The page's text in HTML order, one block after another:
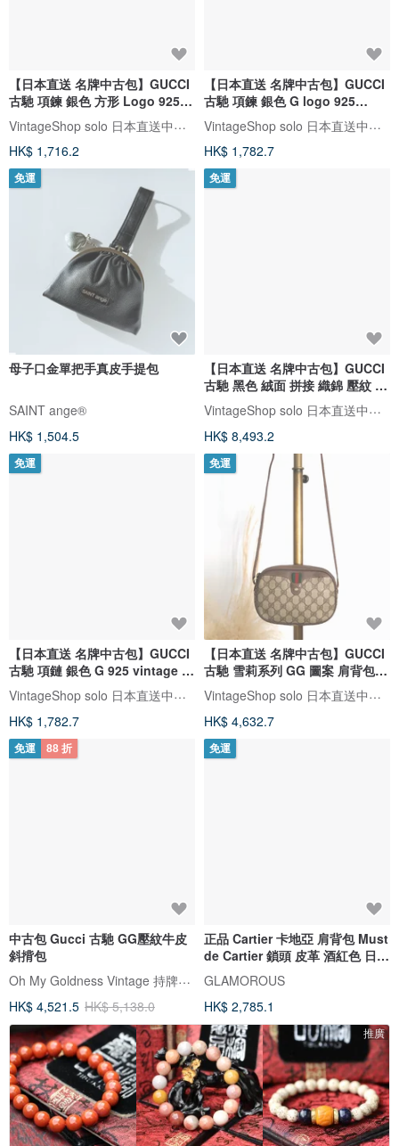
【日本直送 名牌中古包】GUCCI
古馳 項鍊 銀色 方形 Logo 925
vintage 古著 design
VintageShop solo 日本直送中古包專賣店
HK$ 1,716.2
【日本直送 名牌中古包】GUCCI
古馳 項鍊 銀色 G logo 925
vintage 古董 復古 mgy4m5
VintageShop solo 日本直送中古包專賣店
HK$ 1,782.7
免運
母子口金單把手真皮手提包
SAINT ange®︎
HK$ 1,504.5
免運
【日本直送 名牌中古包】GUCCI
古馳 黑色 絨面 拼接 織錦 壓紋 馬
銜 飾穗 復古 斜背包
VintageShop solo 日本直送中古包專賣店
HK$ 8,493.2
免運
【日本直送 名牌中古包】GUCCI
古馳 項鏈 銀色 G 925 vintage 復
古 絕版 8t6b2r
VintageShop solo 日本直送中古包專賣店
HK$ 1,782.7
免運
【日本直送 名牌中古包】GUCCI
古馳 雪莉系列 GG 圖案 肩背包
棕色 PVC vintage 老品 kr4ygbVintageShop solo 日本直送中古包專賣店
HK$ 4,632.7
免運 88 折
中古包 Gucci 古馳 GG壓紋牛皮
斜揹包
Oh My Goldness Vintage 持牌鑑定師的中古選物店
HK$ 4,521.5 HK$ 5,138.0
免運
正品 Cartier 卡地亞 肩背包 Must
de Cartier 鎖頭 皮革 酒紅色 日本
直送
GLAMOROUS
HK$ 2,785.1
推廣